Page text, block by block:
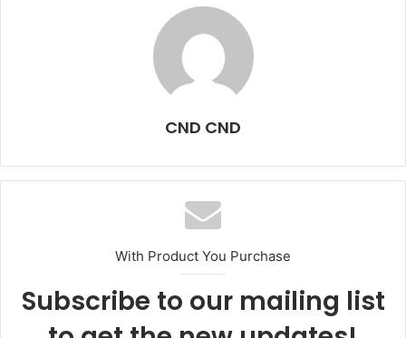
CND CND
With Product You Purchase
Subscribe to our mailing list